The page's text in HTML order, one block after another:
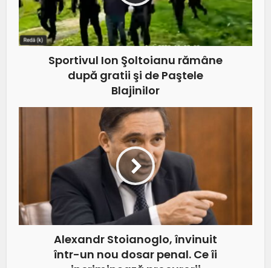
Sportivul Ion Şoltoianu rămâne
după gratii şi de Paştele
Blajinilor
Alexandr Stoianoglo, învinuit
într-un nou dosar penal. Ce îi